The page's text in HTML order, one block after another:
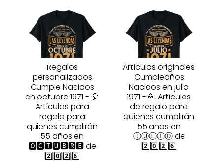
Regalos
personalizados
Cumple Nacidos
en octubre 1971 - 🎈
Artículos para
regalo para
quienes cumplirán
55 años en
🅾🅲🆃🆄🅱🆁🅴 de
2️⃣0️⃣2️⃣6️⃣
Artículos originales
Cumpleaños
Nacidos en julio
1971 - 🥳 Artículos
de regalo para
quienes cumplirán
55 años en
ⒿⓊⓁⒾⓄ de
2️⃣0️⃣2️⃣6️⃣